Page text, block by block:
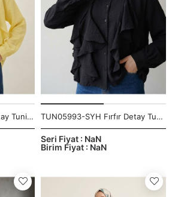
TUN05993-SRI Fırfır Detay Tunik-Sarı TUN05993-SYH Fırfır Detay Tunik-Siyah
Birim Fiyat : NaN
Seri Fiyat : NaN